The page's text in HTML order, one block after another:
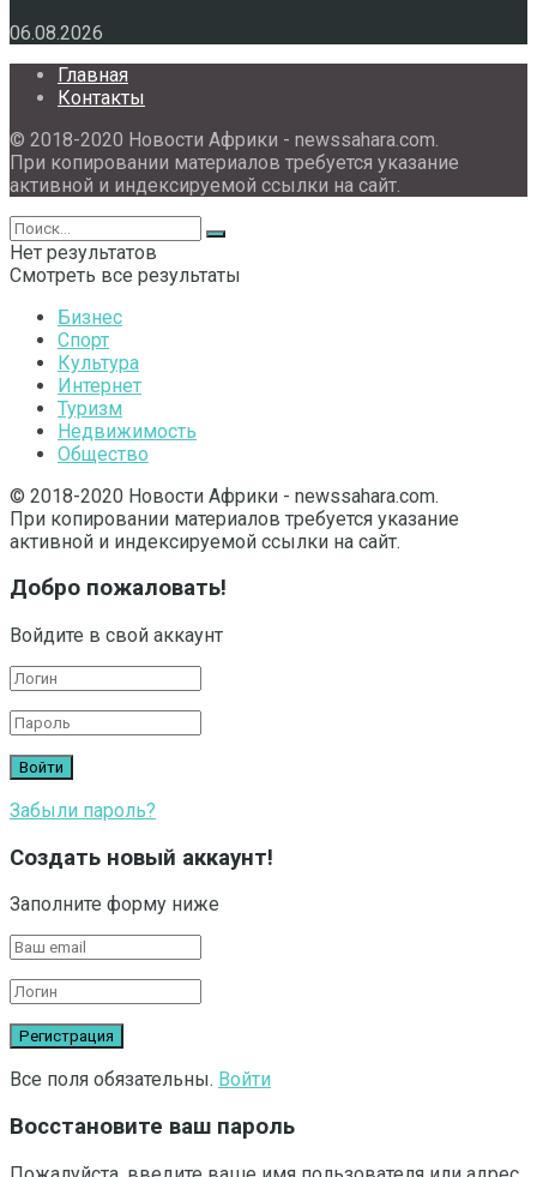
06.08.2026
Главная
Контакты
© 2018-2020 Новости Африки - newssahara.com.
При копировании материалов требуется указание
активной и индексируемой ссылки на сайт.
Нет результатов
Смотреть все результаты
Бизнес
Спорт
Культура
Интернет
Туризм
Недвижимость
Общество
© 2018-2020 Новости Африки - newssahara.com.
При копировании материалов требуется указание
активной и индексируемой ссылки на сайт.
Добро пожаловать!
Войдите в свой аккаунт
Забыли пароль?
Создать новый аккаунт!
Заполните форму ниже
Все поля обязательны. Войти
Восстановите ваш пароль